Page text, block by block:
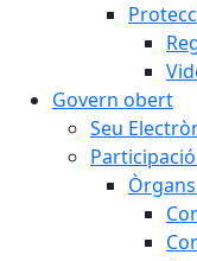
Govern obert
Seu